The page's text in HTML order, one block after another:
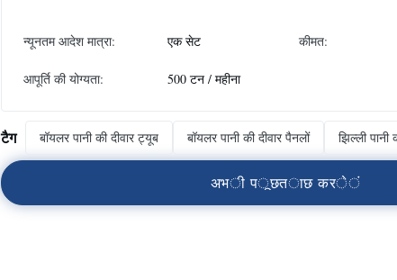
न्यूनतम आदेश मात्रा: एक सेट कीमत:
आपूर्ति की योग्यता: 500 टन / महीना
टैग बॉयलर पानी की दीवार ट्यूब बॉयलर पानी की दीवार पैनलों झिल्ली पानी
अभी पूछताछ करें